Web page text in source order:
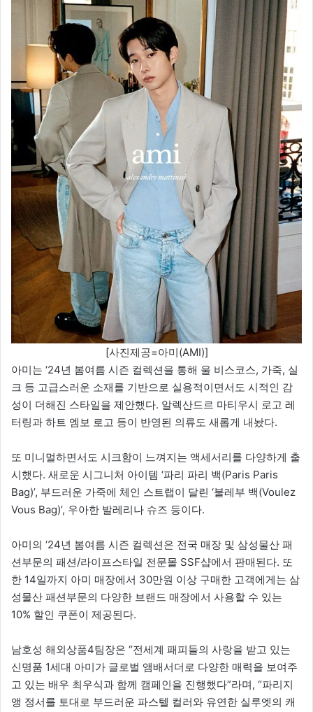
[사진제공=아미(AMI)]
아미는 ‘24년 봄여름 시즌 컬렉션을 통해 울 비스코스, 가죽, 실
크 등 고급스러운 소재를 기반으로 실용적이면서도 시적인 감
성이 더해진 스타일을 제안했다. 알렉산드르 마티우시 로고 레
터링과 하트 엠보 로고 등이 반영된 의류도 새롭게 내놨다.
또 미니멀하면서도 시크함이 느껴지는 액세서리를 다양하게 출
시했다. 새로운 시그니처 아이템 ‘파리 파리 백(Paris Paris
Bag)’, 부드러운 가죽에 체인 스트랩이 달린 ‘불레부 백(Voulez
Vous Bag)’, 우아한 발레리나 슈즈 등이다.
아미의 ‘24년 봄여름 시즌 컬렉션은 전국 매장 및 삼성물산 패
션부문의 패션/라이프스타일 전문몰 SSF샵에서 판매된다. 또
한 14일까지 아미 매장에서 30만원 이상 구매한 고객에게는 삼
성물산 패션부문의 다양한 브랜드 매장에서 사용할 수 있는
10% 할인 쿠폰이 제공된다.
남호성 해외상품4팀장은 “전세계 패피들의 사랑을 받고 있는
신명품 1세대 아미가 글로벌 앰배서더로 다양한 매력을 보여주
고 있는 배우 최우식과 함께 캠페인을 진행했다”라며, “파리지
앵 정서를 토대로 부드러운 파스텔 컬러와 유연한 실루엣의 캐